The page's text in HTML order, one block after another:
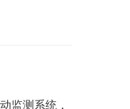
监测系统，